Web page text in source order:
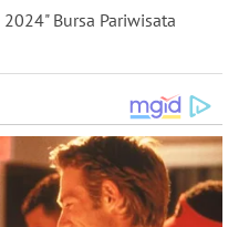
Bursa Pariwisata